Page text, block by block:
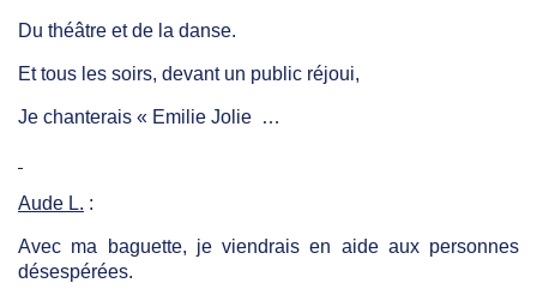
Du théâtre et de la danse.
Et tous les soirs, devant un public réjoui,
Je chanterais « Emilie Jolie …
Aude L. :
Avec ma baguette, je viendrais en aide aux personnes
désespérées.